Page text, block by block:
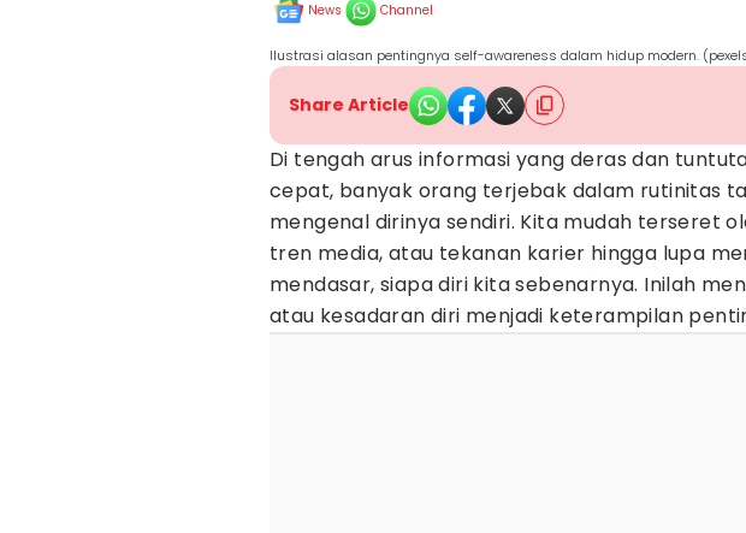
News Channel
Ilustrasi alasan pentingnya self-awareness dalam hidup modern.
Share Article
Di tengah arus informasi yang deras dan
cepat, banyak orang terjebak dalam rutinitas
mengenal dirinya sendiri. Kita mudah terseret
tren media, atau tekanan karier hingga lupa
mendasar, siapa diri kita sebenarnya. Inilah
atau kesadaran diri menjadi keterampilan